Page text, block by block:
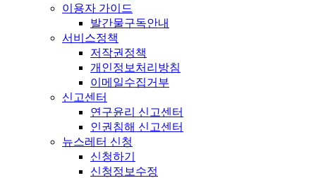
이용자 가이드
발간물구독안내
서비스정책
저작권정책
개인정보처리방침
이메일수집거부
신고센터
연구윤리 신고센터
인권침해 신고센터
뉴스레터 신청
신청하기
신청정보수정